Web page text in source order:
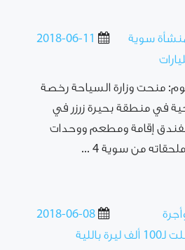
2018-06-11
سوية
منحت وزارة السياحة رخصة
في منطقة بحيرة زرزر في
إقامة ومطعم ووحدات
من سوية 4 ...
2018-06-08
الشالهيات في اللاذقية وصلت لـ100 ألف ليرة باللية